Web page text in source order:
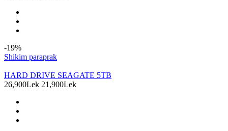
-19%
Shikim paraprak
HARD DRIVE SEAGATE 5TB
26,900Lek 21,900Lek